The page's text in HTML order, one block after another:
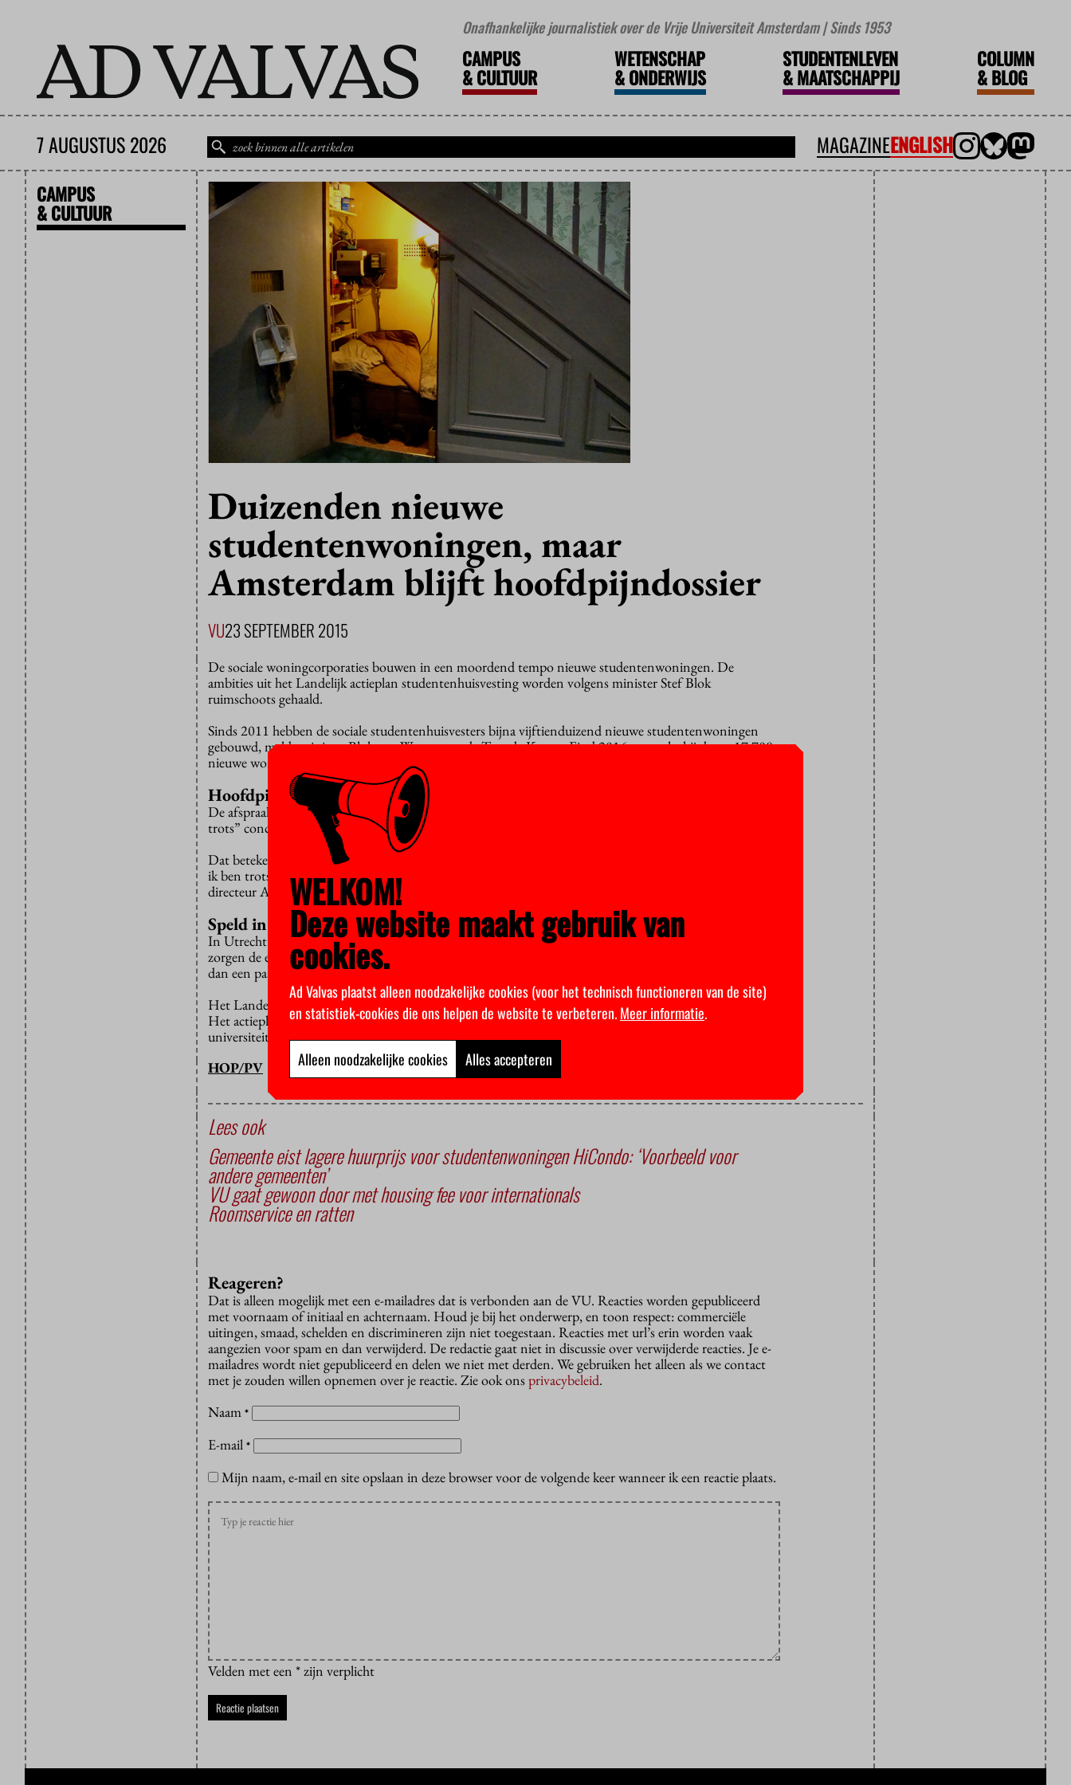
Onafhankelijke journalistiek over de Vrije Universiteit Amsterdam | Sinds 1953
CAMPUS
&CULTUUR
WETENSCHAP
&ONDERWIJS
STUDENTENLEVEN
&MAATSCHAPPIJ
COLUMN
&BLOG
7 AUGUSTUS 2026 MAGAZINEENGLISH
CAMPUS
& CULTUUR
Duizenden nieuwe
studentenwoningen, maar
Amsterdam blijft hoofdpijndossier
VU23 SEPTEMBER 2015
De sociale woningcorporaties bouwen in een moordend tempo nieuwe studentenwoningen. De
ambities uit het Landelijk actieplan studentenhuisvesting worden volgens minister Stef Blok
ruimschoots gehaald.
Sinds 2011 hebben de sociale studentenhuisvesters bijna vijftienduizend nieuwe studentenwoningen
gebouwd, meldt minister Blok van Wonen aan de Tweede Kamer. Eind 2016 verwacht hij dat er 17.708
nieuwe woningen opgeleverd of in aanbouw zijn.
Hoofdpijndossiers
De afspraak was dat er eind volgend jaar 16.000 nieuwe studentenwoningen zouden zijn. “Met gepaste
trots” concludeert minister Blok dat de bouw voorloopt op schema.
Dat betekent niet dat studenten in elke stad moeiteloos een kamer vinden. “We zijn op de goede weg en
ik ben trots dat we veel hebben kunnen bouwen, maar er zijn nog steeds wat hoofdpijndossiers”, zegt
directeur Ardin Mourik-Geluk van Kences, de brancheorganisatie van sociale studentenhuisvesters.
Speld in een hooiberg
In Utrecht en Amsterdam blijft het zoeken naar een speld in een hooiberg. In andere studentensteden
zorgen de extra woningen er vooral voor dat studenten iets minder lang moeten wachten op een kamer
dan een paar jaar geleden.
Het Landelijk actieplan studentenhuisvesting werd in 2011 opgesteld om de kamernood op te lossen.
Het actieplan werd onder meer ondertekend door Kences, de Vereniging Hogescholen,
universiteitenvereniging VSNU en de Landelijke Studenten Vakbond.
HOP/PV
Lees ook
Gemeente eist lagere huurprijs voor studentenwoningen HiCondo: ‘Voorbeeld voor
andere gemeenten’
VU gaat gewoon door met housing fee voor internationals
Roomservice en ratten
Reageren?
Dat is alleen mogelijk met een e-mailadres dat is verbonden aan de VU. Reacties worden gepubliceerd
met voornaam of initiaal en achternaam. Houd je bij het onderwerp, en toon respect: commerciële
uitingen, smaad, schelden en discrimineren zijn niet toegestaan. Reacties met url’s erin worden vaak
aangezien voor spam en dan verwijderd. De redactie gaat niet in discussie over verwijderde reacties. Je e-
mailadres wordt niet gepubliceerd en delen we niet met derden. We gebruiken het alleen als we contact
met je zouden willen opnemen over je reactie. Zie ook onsprivacybeleid.
Naam *
E-mail *
Mijn naam, e-mail en site opslaan in deze browser voor de volgende keer wanneer ik een reactie plaats.
Velden met een * zijn verplicht
WELKOM!
Deze website maakt gebruik van
cookies.
Ad Valvas plaatst alleen noodzakelijke cookies (voor het technisch functioneren van de site)
en statistiek-cookies die ons helpen de website te verbeteren.Meer informatie.
Alleen noodzakelijke cookies Alles accepteren